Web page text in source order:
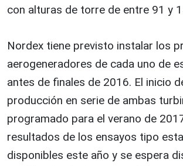
con alturas de torre de entre 91 y
Nordex tiene previsto instalar los
aerogeneradores de cada uno de
antes de finales de 2016. El inicio
producción en serie de ambas
programado para el verano de
resultados de los ensayos tipo
disponibles este año y se espera